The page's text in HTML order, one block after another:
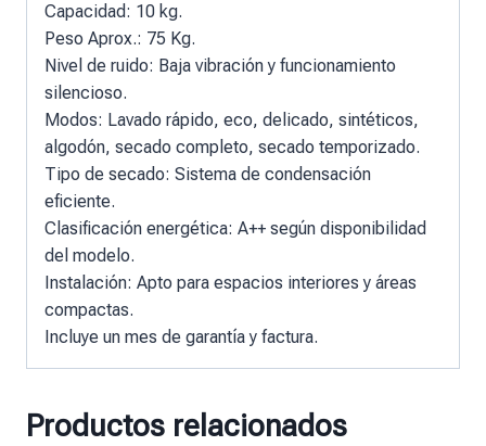
Capacidad: 10 kg.
Peso Aprox.: 75 Kg.
Nivel de ruido: Baja vibración y funcionamiento
silencioso.
Modos: Lavado rápido, eco, delicado, sintéticos,
algodón, secado completo, secado temporizado.
Tipo de secado: Sistema de condensación
eficiente.
Clasificación energética: A++ según disponibilidad
del modelo.
Instalación: Apto para espacios interiores y áreas
compactas.
Incluye un mes de garantía y factura.
Productos relacionados